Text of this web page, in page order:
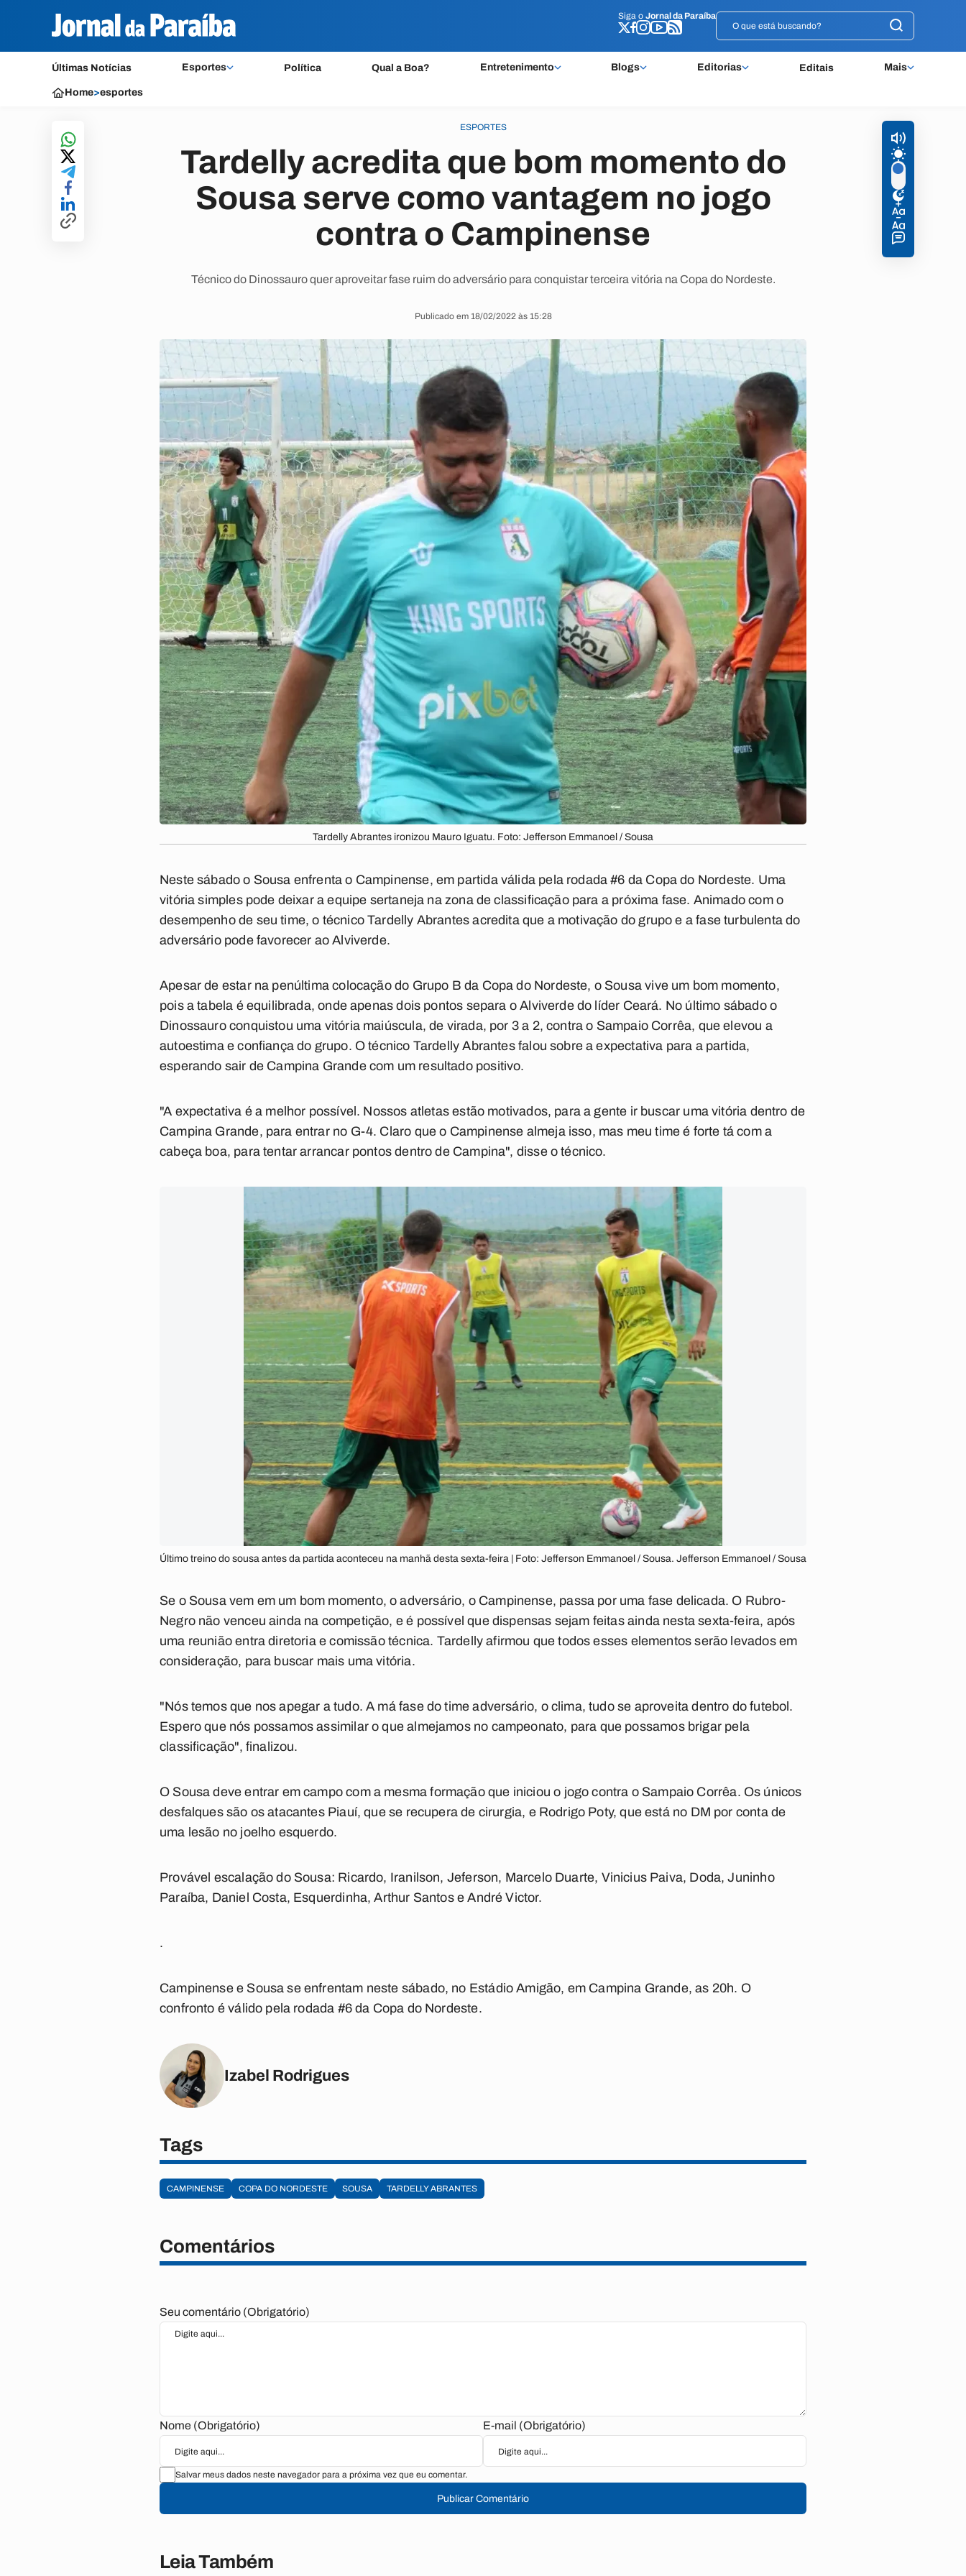
Siga o Jornal da Paraíba
Últimas Notícias Esportes Política Qual a Boa? Entretenimento Blogs Editorias Editais Mais
Siga o Jornal da Paraíba
Home>esportes
ESPORTES
Tardelly acredita que bom momento do
Sousa serve como vantagem no jogo
contra o Campinense
Técnico do Dinossauro quer aproveitar fase ruim do adversário para conquistar terceira vitória na Copa do Nordeste.
Publicado em 18/02/2022 às 15:28
Tardelly Abrantes ironizou Mauro Iguatu. Foto: Jefferson Emmanoel / Sousa
Neste sábado o Sousa enfrenta o Campinense, em partida válida pela rodada #6 da Copa do Nordeste. Uma
vitória simples pode deixar a equipe sertaneja na zona de classificação para a próxima fase. Animado com o
desempenho de seu time, o técnico Tardelly Abrantes acredita que a motivação do grupo e a fase turbulenta do
adversário pode favorecer ao Alviverde.
Apesar de estar na penúltima colocação do Grupo B da Copa do Nordeste, o Sousa vive um bom momento,
pois a tabela é equilibrada, onde apenas dois pontos separa o Alviverde do líder Ceará. No último sábado o
Dinossauro conquistou uma vitória maiúscula, de virada, por 3 a 2, contra o Sampaio Corrêa, que elevou a
autoestima e confiança do grupo. O técnico Tardelly Abrantes falou sobre a expectativa para a partida,
esperando sair de Campina Grande com um resultado positivo.
"A expectativa é a melhor possível. Nossos atletas estão motivados, para a gente ir buscar uma vitória dentro de
Campina Grande, para entrar no G-4. Claro que o Campinense almeja isso, mas meu time é forte tá com a
cabeça boa, para tentar arrancar pontos dentro de Campina", disse o técnico.
Último treino do sousa antes da partida aconteceu na manhã desta sexta-feira | Foto: Jefferson Emmanoel / Sousa. Jefferson Emmanoel / Sousa
Se o Sousa vem em um bom momento, o adversário, o Campinense, passa por uma fase delicada. O Rubro-
Negro não venceu ainda na competição, e é possível que dispensas sejam feitas ainda nesta sexta-feira, após
uma reunião entra diretoria e comissão técnica. Tardelly afirmou que todos esses elementos serão levados em
consideração, para buscar mais uma vitória.
"Nós temos que nos apegar a tudo. A má fase do time adversário, o clima, tudo se aproveita dentro do futebol.
Espero que nós possamos assimilar o que almejamos no campeonato, para que possamos brigar pela
classificação", finalizou.
O Sousa deve entrar em campo com a mesma formação que iniciou o jogo contra o Sampaio Corrêa. Os únicos
desfalques são os atacantes Piauí, que se recupera de cirurgia, e Rodrigo Poty, que está no DM por conta de
uma lesão no joelho esquerdo.
Provável escalação do Sousa: Ricardo, Iranilson, Jeferson, Marcelo Duarte, Vinicius Paiva, Doda, Juninho
Paraíba, Daniel Costa, Esquerdinha, Arthur Santos e André Victor.
.
Campinense e Sousa se enfrentam neste sábado, no Estádio Amigão, em Campina Grande, as 20h. O
confronto é válido pela rodada #6 da Copa do Nordeste.
Izabel Rodrigues
Tags
CAMPINENSE COPA DO NORDESTE SOUSA TARDELLY ABRANTES
Comentários
Seu comentário (Obrigatório)
Nome (Obrigatório) E-mail (Obrigatório)
Salvar meus dados neste navegador para a próxima vez que eu comentar.
Publicar Comentário
Leia Também